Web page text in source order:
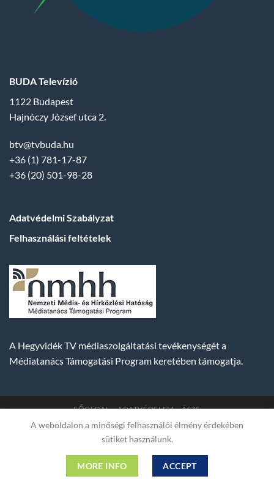
BUDA Televízió
1122 Budapest
Hajnóczy József utca 2.
btv@tvbuda.hu
+36 (1) 781-17-87
+36 (20) 501-98-28
Adatvédelmi Szabályzat
Felhasználási feltételek
A Hegyvidék TV médiaszolgáltatási tevékenységét a
Médiatanács Támogatási Program keretében támogatja.
FŐOLDAL ADATVÉDELEM ÁSZF
Copyright 2007-2026 © BUDA TV | Hegyvidék Média
Műsorszolgáltató Kft. | Budapest, Hungary, XII. Hajnóczy József
utca 2. fszt. | Cg. 01-09-882523 | A weboldal 256 bit SSL COMODO
titkosítással védve
A weboldalon a minőségi felhasználói élmény érdekében
sütiket használunk.
MORE INFO ACCEPT